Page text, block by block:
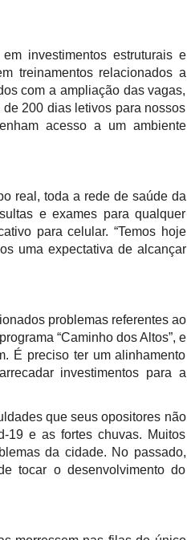
investimentos estruturais e
treinamentos relacionados a
com a ampliação das vagas,
200 dias letivos para nossos
acesso a um ambiente
real, toda a rede de saúde da
e exames para qualquer
para celular. “Temos hoje
uma expectativa de alcançar
problemas referentes ao
“Caminho dos Altos”, e
É preciso ter um alinhamento
investimentos para a
que seus opositores não
19 e as fortes chuvas. Muitos
da cidade. No passado,
tocar o desenvolvimento do